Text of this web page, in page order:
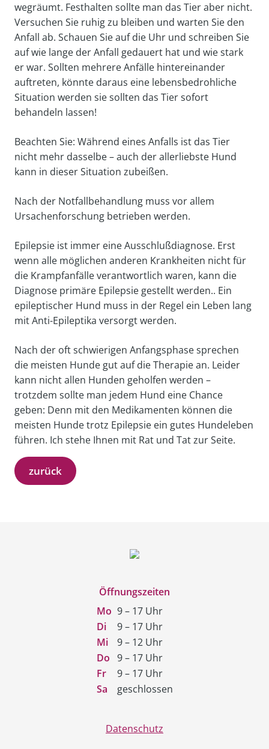
wegräumt. Festhalten sollte man das Tier aber nicht.
Versuchen Sie ruhig zu bleiben und warten Sie den
Anfall ab. Schauen Sie auf die Uhr und schreiben Sie
auf wie lange der Anfall gedauert hat und wie stark
er war. Sollten mehrere Anfälle hintereinander
auftreten, könnte daraus eine lebensbedrohliche
Situation werden sie sollten das Tier sofort
behandeln lassen!
Beachten Sie: Während eines Anfalls ist das Tier
nicht mehr dasselbe – auch der allerliebste Hund
kann in dieser Situation zubeißen.
Nach der Notfallbehandlung muss vor allem
Ursachenforschung betrieben werden.
Epilepsie ist immer eine Ausschlußdiagnose. Erst
wenn alle möglichen anderen Krankheiten nicht für
die Krampfanfälle verantwortlich waren, kann die
Diagnose primäre Epilepsie gestellt werden.. Ein
epileptischer Hund muss in der Regel ein Leben lang
mit Anti-Epileptika versorgt werden.
Nach der oft schwierigen Anfangsphase sprechen
die meisten Hunde gut auf die Therapie an. Leider
kann nicht allen Hunden geholfen werden –
trotzdem sollte man jedem Hund eine Chance
geben: Denn mit den Medikamenten können die
meisten Hunde trotz Epilepsie ein gutes Hundeleben
führen. Ich stehe Ihnen mit Rat und Tat zur Seite.
zurück
Öffnungszeiten
Mo 9 – 17 Uhr
Di
9 – 17 Uhr
Mi
9 – 12 Uhr
Do 9 – 17 Uhr
Fr
9 – 17 Uhr
Sa
geschlossen
Datenschutz